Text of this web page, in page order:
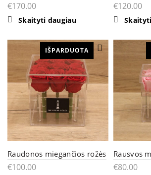
€170.00
Skaityti daugiau
€120.00
IŠPARDUOTA
Raudonos miegančios rožės
€100.00
Rausvos
€80.00